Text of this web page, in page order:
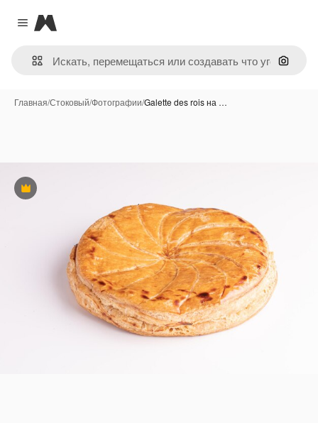
Close menu
Magnific
Поиск
Главная/Стоковый/Фотографии/Galette des rois на …
Премиум